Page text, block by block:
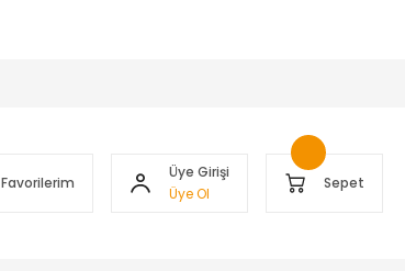
Favorilerim
Üye Girişi
Üye Ol
Sepet